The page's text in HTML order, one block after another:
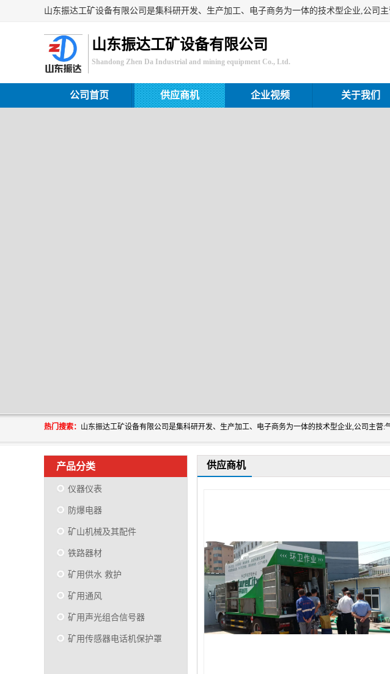
山东振达工矿设备有限公司
Shandong Zhen Da Industrial and mining equipment Co., Ltd.
公司首页 供应商机 企业视频 关于我们
热门搜索：
产品分类
仪器仪表
防爆电器
矿山机械及其配件
铁路器材
矿用供水 救护
矿用通风
矿用声光组合信号器
矿用传感器电话机保护罩
供应商机